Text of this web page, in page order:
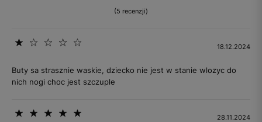
(5 recenzji)
18.12.2024
Buty sa strasznie waskie, dziecko nie jest w stanie wlozyc do
nich nogi choc jest szczuple
28.11.2024